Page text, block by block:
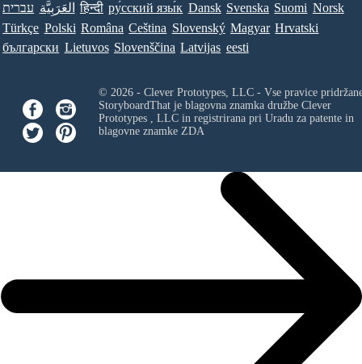
עברית العَرَبِيَّة हिन्दी ру́сский язы́к Dansk Svenska Suomi Norsk
Türkçe Polski Româna Ceština Slovenský Magyar Hrvatski
български Lietuvos Slovenščina Latvijas eesti
© 2026 - Clever Prototypes, LLC - Vse pravice
StoryboardThat je blagovna znamka družbe Clever
Prototypes , LLCin registrirana pri Uradu za patente in
blagovne znamke ZDA